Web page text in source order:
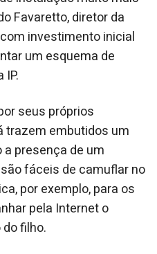
Favaretto, diretor da
investimento inicial
um esquema de
seus próprios
trazem embutidos um
a presença de um
fáceis de camuflar no
por exemplo, para os
pela Internet o
filho.